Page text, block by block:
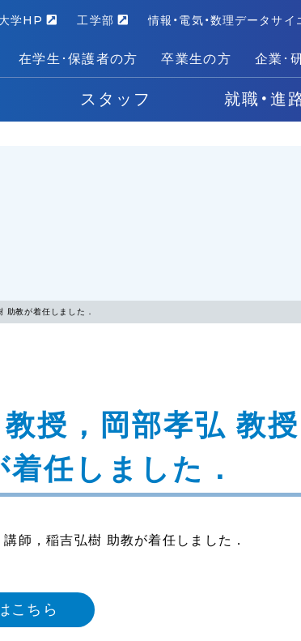
スタッフ 就職・進
大学HP 工学部 情報・電気・数理データサ
在学生･保護者の方 卒業生の方 企業･
教が着任しました．
授，岡部孝弘 教
任しました．
師，稲吉弘樹 助教が着任しました．
こちら